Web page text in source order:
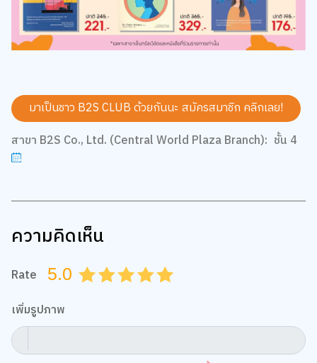
มาเป็นชาว B2S CLUB ด้วยกันนะ สมัครสมาชิก คลิกเลย!
สาขา B2S Co., Ltd. (Central World Plaza Branch): ชั้น 4
ความคิดเห็น
Rate 5.0 4.5
4.0
3.5
3.0
2.5
2.0
1.5
1.0
0.5
เพิ่มรูปภาพ